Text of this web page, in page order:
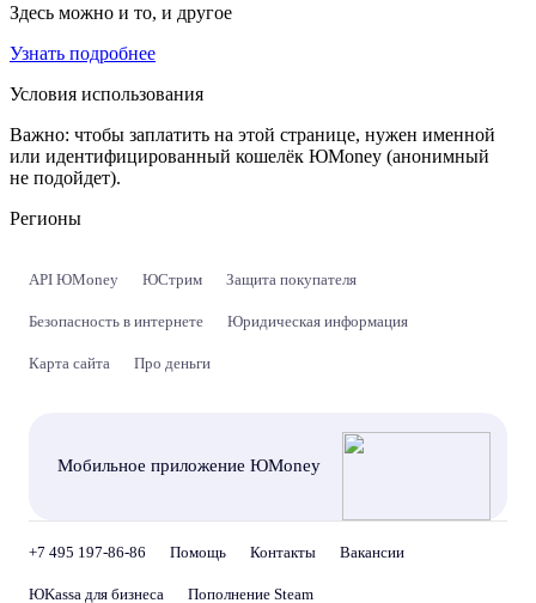
Здесь можно и то, и другое
Узнать подробнее
Условия использования
Важно: чтобы заплатить на этой странице, нужен именной
или идентифицированный кошелёк ЮMoney (анонимный
не подойдет).
Регионы
API ЮMoney ЮСтрим Защита покупателя
Безопасность в интернете Юридическая информация
Карта сайта Про деньги
Мобильное приложение ЮMoney
+7 495 197-86-86 Помощь Контакты Вакансии
ЮKassa для бизнеса Пополнение Steam